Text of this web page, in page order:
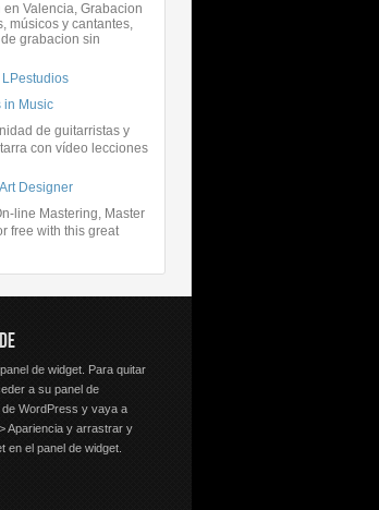
Valencia, Grabacion
músicos y cantantes,
grabacion sin
in Music
de guitarristas y
con vídeo lecciones
Designer
line Mastering, Master
free with this great
de widget. Para quitar
a su panel de
WordPress y vaya a
Apariencia y arrastrar y
en el panel de widget.